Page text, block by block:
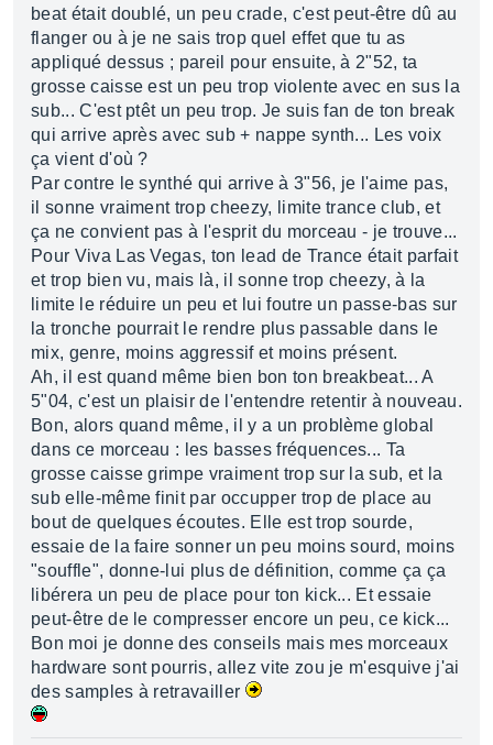
beat était doublé, un peu crade, c'est peut-être dû au
flanger ou à je ne sais trop quel effet que tu as
appliqué dessus ; pareil pour ensuite, à 2"52, ta
grosse caisse est un peu trop violente avec en sus la
sub... C'est ptêt un peu trop. Je suis fan de ton break
qui arrive après avec sub + nappe synth... Les voix
ça vient d'où ?
Par contre le synthé qui arrive à 3"56, je l'aime pas,
il sonne vraiment trop cheezy, limite trance club, et
ça ne convient pas à l'esprit du morceau - je trouve...
Pour Viva Las Vegas, ton lead de Trance était parfait
et trop bien vu, mais là, il sonne trop cheezy, à la
limite le réduire un peu et lui foutre un passe-bas sur
la tronche pourrait le rendre plus passable dans le
mix, genre, moins aggressif et moins présent.
Ah, il est quand même bien bon ton breakbeat... A
5"04, c'est un plaisir de l'entendre retentir à nouveau.
Bon, alors quand même, il y a un problème global
dans ce morceau : les basses fréquences... Ta
grosse caisse grimpe vraiment trop sur la sub, et la
sub elle-même finit par occupper trop de place au
bout de quelques écoutes. Elle est trop sourde,
essaie de la faire sonner un peu moins sourd, moins
"souffle", donne-lui plus de définition, comme ça ça
libérera un peu de place pour ton kick... Et essaie
peut-être de le compresser encore un peu, ce kick...
Bon moi je donne des conseils mais mes morceaux
hardware sont pourris, allez vite zou je m'esquive j'ai
des samples à retravailler